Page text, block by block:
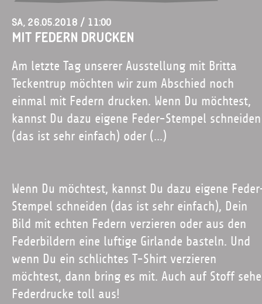
Sa, 26.05.2018 / 11:00
Mit Federn drucken
Am letzte Tag unserer Ausstellung mit Britta
Teckentrup möchten wir zum Abschied noch
einmal mit Federn drucken. Wenn Du möchtest,
kannst Du dazu eigene Feder-Stempel schneiden
(das ist sehr einfach) oder (...)
Wenn Du möchtest, kannst Du dazu eigene
Stempel schneiden (das ist sehr einfach), Dein
Bild mit echten Federn verzieren oder aus den
Federbildern eine luftige Girlande basteln. Und
wenn Du ein schlichtes T-Shirt verzieren
möchtest, dann bring es mit. Auch auf Stoff
Federdrucke toll aus!